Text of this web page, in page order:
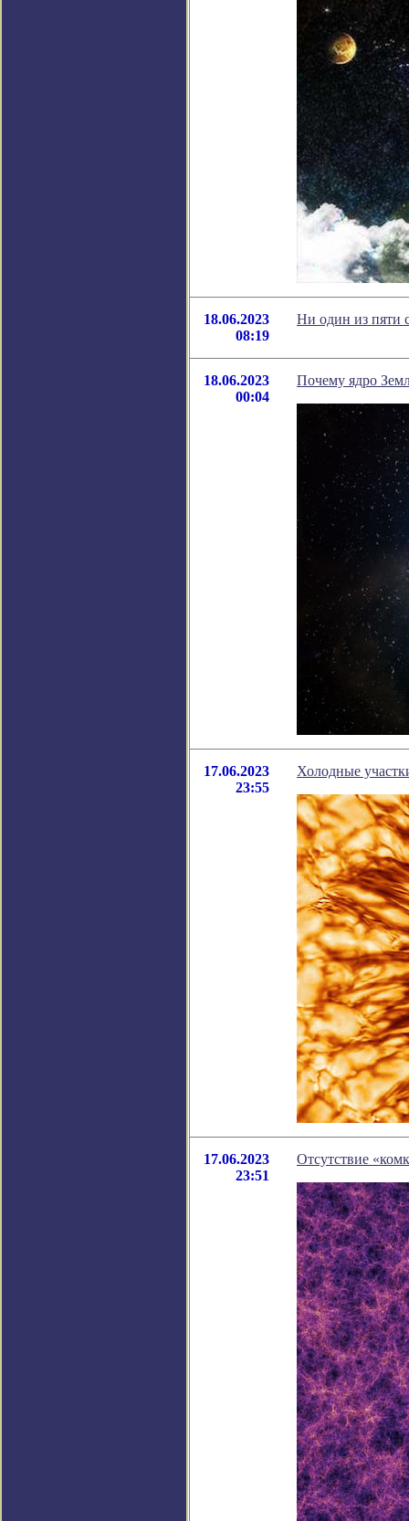
18.06.2023
08:19
Ни один из пяти
18.06.2023
00:04
Почему ядро
17.06.2023
23:55
Холодные
17.06.2023
23:51
Отсутствие